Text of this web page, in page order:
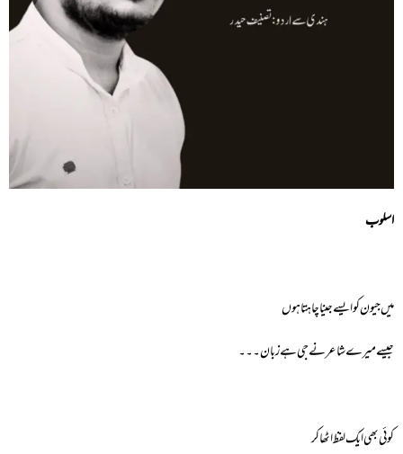
اسلوب
میں جیون کو ایسے جینا چاہتا ہوں
جیسے میرے شاعر نے جی ہے زبان۔۔۔
کوئی بھی ایک لفظ اٹھا کر